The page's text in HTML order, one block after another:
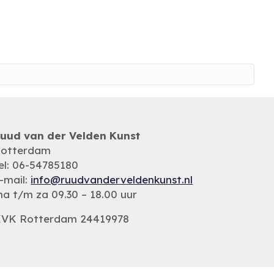
van der Velden Kunst
06-54785180
mail: info@ruudvanderveldenkunst.nl
t/m za 09.30 – 18.00 uur
Rotterdam 24419978